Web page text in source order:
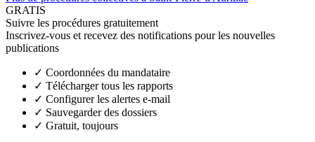
GRATIS
Suivre les procédures gratuitement
Inscrivez-vous et recevez des notifications pour les nouvelles
publications
✓ Coordonnées du mandataire
✓ Télécharger tous les rapports
✓ Configurer les alertes e-mail
✓ Sauvegarder des dossiers
✓ Gratuit, toujours